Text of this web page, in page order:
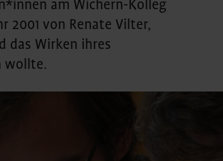
am Wichern-Kolleg
2001 von Renate Vilter,
das Wirken ihres
wollte.